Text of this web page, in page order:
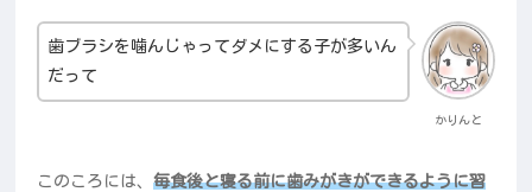
かりんと
歯ブラシを噛んじゃってダメにする子が多いん
だって
このころには、毎食後と寝る前に歯みがきができるように習